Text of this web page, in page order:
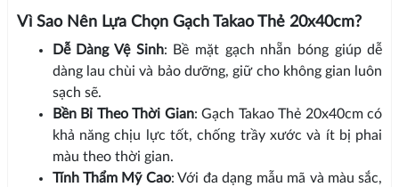
Vì Sao Nên Lựa Chọn Gạch Takao Thẻ 20x40cm?
Dễ Dàng Vệ Sinh: Bề mặt gạch nhẵn bóng giúp dễ
dàng lau chùi và bảo dưỡng, giữ cho không gian luôn
sạch sẽ.
Bền Bỉ Theo Thời Gian: Gạch Takao Thẻ 20x40cm có
khả năng chịu lực tốt, chống trầy xước và ít bị phai
màu theo thời gian.
Tính Thẩm Mỹ Cao: Với đa dạng mẫu mã và màu sắc,